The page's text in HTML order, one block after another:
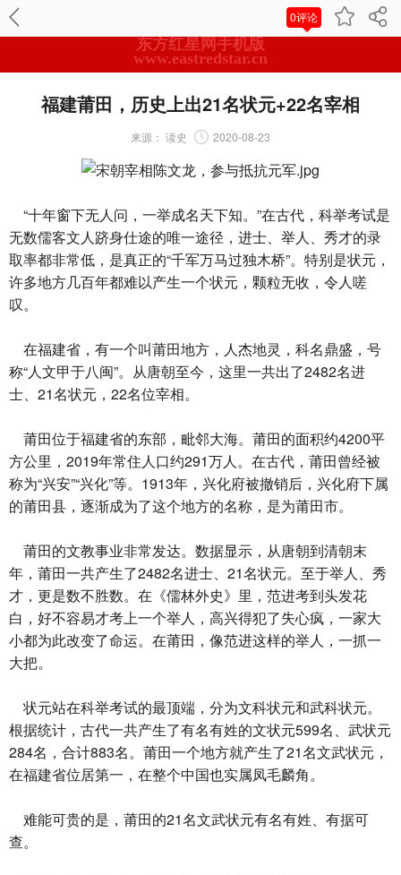
0评论
东方红星网手机版
www.eastredstar.cn
福建莆田，历史上出21名状元+22名宰相
来源： 读史 2020-08-23
“十年窗下无人问，一举成名天下知。”在古代，科举考试是
无数儒客文人跻身仕途的唯一途径，进士、举人、秀才的录
取率都非常低，是真正的“千军万马过独木桥”。特别是状元，
许多地方几百年都难以产生一个状元，颗粒无收，令人嗟
叹。
在福建省，有一个叫莆田地方，人杰地灵，科名鼎盛，号
称“人文甲于八闽”。从唐朝至今，这里一共出了2482名进
士、21名状元，22名位宰相。
莆田位于福建省的东部，毗邻大海。莆田的面积约4200平
方公里，2019年常住人口约291万人。在古代，莆田曾经被
称为“兴安”“兴化”等。1913年，兴化府被撤销后，兴化府下属
的莆田县，逐渐成为了这个地方的名称，是为莆田市。
莆田的文教事业非常发达。数据显示，从唐朝到清朝末
年，莆田一共产生了2482名进士、21名状元。至于举人、秀
才，更是数不胜数。在《儒林外史》里，范进考到头发花
白，好不容易才考上一个举人，高兴得犯了失心疯，一家大
小都为此改变了命运。在莆田，像范进这样的举人，一抓一
大把。
状元站在科举考试的最顶端，分为文科状元和武科状元。
根据统计，古代一共产生了有名有姓的文状元599名、武状元
284名，合计883名。莆田一个地方就产生了21名文武状元，
在福建省位居第一，在整个中国也实属凤毛麟角。
难能可贵的是，莆田的21名文武状元有名有姓、有据可
查。